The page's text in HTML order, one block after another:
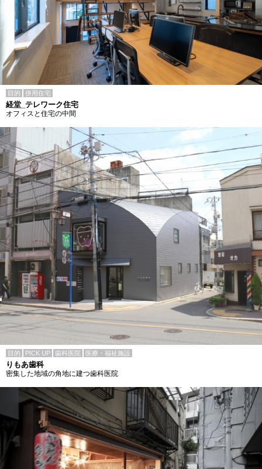
目的 併用住宅
経堂_テレワーク住宅
オフィスと住宅の中間
目的 PICK UP 歯科医院 医療・福祉施設
りもあ歯科
密集した地域の角地に建つ歯科医院